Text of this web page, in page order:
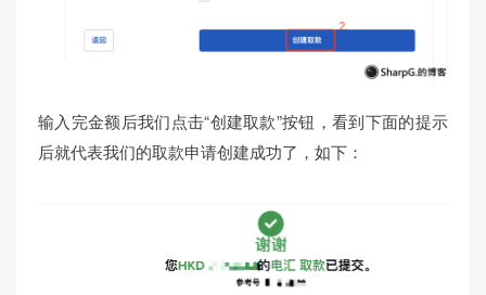
输入完金额后我们点击“创建取款”按钮，看到下面的提示
后就代表我们的取款申请创建成功了，如下：